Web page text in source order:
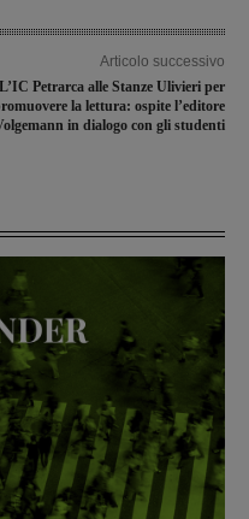
Articolo successivo
L’IC Petrarca alle Stanze Ulivieri per
la lettura: ospite l’editore
in dialogo con gli studenti